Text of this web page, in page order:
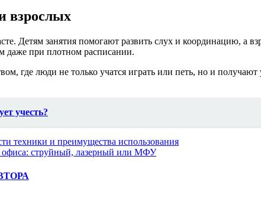
взрослых
Детям занятия помогают развить слух и координацию,
даже при плотном расписании.
где люди не только учатся играть или петь, но и
учесть?
техники и преимущества использования
офиса: струйный, лазерный или МФУ